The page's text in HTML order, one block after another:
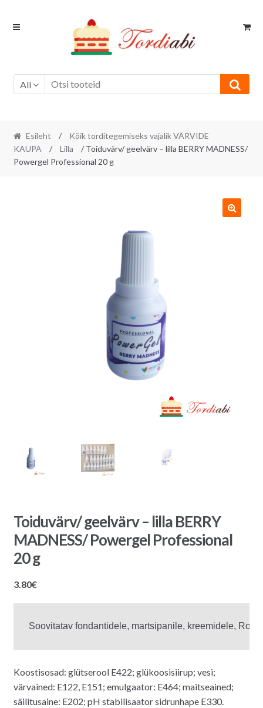
Skip
Skip
All
Esileht /
Kõik torditegemiseks vajalik VÄRVIDE
KAUPA
/ Lilla
/ Toiduvärv/ geelvärv – lilla BERRY MADNESS/
Powergel Professional 20 g
Toiduvärv/ geelvärv – lilla BERRY
MADNESS/ Powergel Professional
20 g
3.80€
Koostisosad: glütserool E422; glükoosisiirup; vesi;
värvained: E122, E151; emulgaator: E464; maitseained;
säilitusaine: E202; pH stabilisaator sidrunhape E330.